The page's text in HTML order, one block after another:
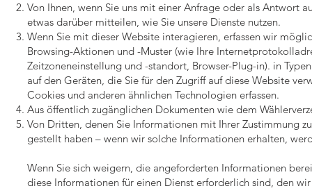
Von Ihnen, wenn Sie uns mit einer Anfrage oder als Antwort
etwas darüber mitteilen, wie Sie unsere Dienste nutzen.
Wenn Sie mit dieser Website interagieren, erfassen wir
Browsing-Aktionen und -Muster (wie Ihre
Zeitzoneneinstellung und -standort, Browser-Plug-in). in
auf den Geräten, die Sie für den Zugriff auf diese Website
Cookies und anderen ähnlichen Technologien erfassen.
Aus öffentlich zugänglichen Dokumenten wie dem
Von Dritten, denen Sie Informationen mit Ihrer Zustimmung
gestellt haben – wenn wir solche Informationen erhalten,
Wenn Sie sich weigern, die angeforderten Informationen
diese Informationen für einen Dienst erforderlich sind, den